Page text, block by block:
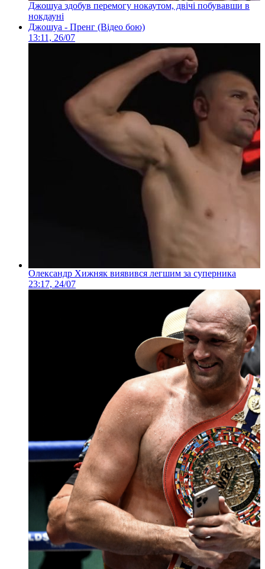
Джошуа здобув перемогу нокаутом, двічі побувавши в
нокдауні
Джошуа - Пренг (Відео бою)
13:11, 26/07
Олександр Хижняк виявився легшим за суперника
23:17, 24/07